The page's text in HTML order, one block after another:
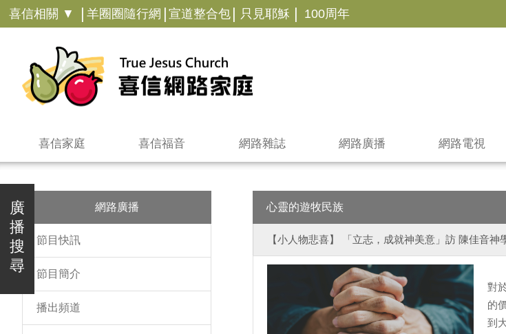
喜信相關 ▼ | 羊圈圈隨行網 | 宣道整合包 | 只見耶穌 | 100周年
喜信家庭 喜信福音 網路雜誌 網路廣播 網路電視
廣
播
搜
尋
網路廣播
節目快訊
節目簡介
播出頻道
心靈的遊牧民族
【小人物悲喜】 「立志，成就神美意」訪 陳佳音神
對
的
到